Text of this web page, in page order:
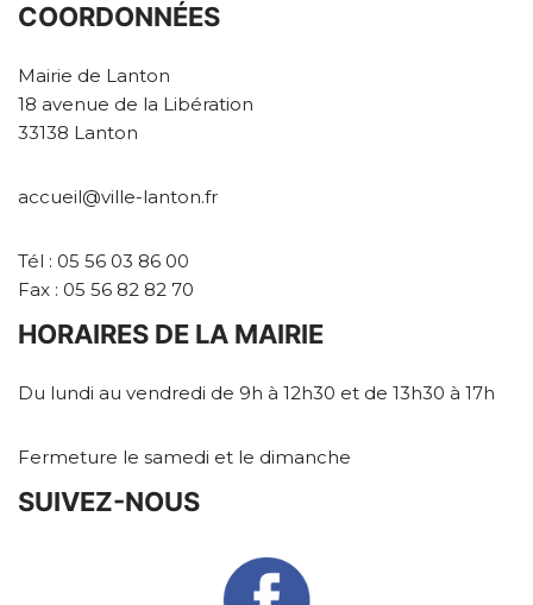
COORDONNÉES
Mairie de Lanton
18 avenue de la Libération
33138 Lanton
accueil@ville-lanton.fr
Tél : 05 56 03 86 00
Fax : 05 56 82 82 70
HORAIRES DE LA MAIRIE
Du lundi au vendredi de 9h à 12h30 et de 13h30 à 17h
Fermeture le samedi et le dimanche
SUIVEZ-NOUS